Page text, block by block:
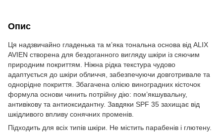
Опис
Ця надзвичайно гладенька та м’яка тональна основа від ALIX
AVIEN створена для бездоганного вигляду шкіри із сяючим
природним покриттям. Ніжна рідка текстура чудово
адаптується до шкіри обличчя, забезпечуючи довготривале та
однорідне покриття. Збагачена олією виноградних кісточок
формула основи чинить потрійну дію: пом’якшувальну,
антивікову та антиоксидантну. Завдяки SPF 35 захищає від
шкідливого впливу сонячних променів.
Підходить для всіх типів шкіри. Не містить парабенів і глютену.